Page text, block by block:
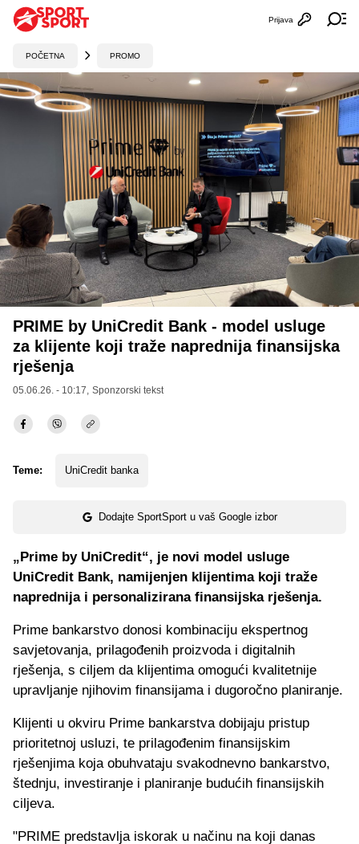
Otvori
Prijava
POČETNA PROMO
PRIME by UniCredit Bank - model usluge
za klijente koji traže naprednija finansijska
rješenja
05.06.26. - 10:17, Sponzorski tekst
Teme: UniCredit banka
Dodajte SportSport u vaš Google izbor
„Prime by UniCredit“, je novi model usluge
UniCredit Bank, namijenjen klijentima koji traže
naprednija i personalizirana finansijska rješenja.
Prime bankarstvo donosi kombinaciju ekspertnog
savjetovanja, prilagođenih proizvoda i digitalnih
rješenja, s ciljem da klijentima omogući kvalitetnije
upravljanje njihovim finansijama i dugoročno planiranje.
Klijenti u okviru Prime bankarstva dobijaju pristup
prioritetnoj usluzi, te prilagođenim finansijskim
rješenjima koja obuhvataju svakodnevno bankarstvo,
štednju, investiranje i planiranje budućih finansijskih
ciljeva.
"PRIME predstavlja iskorak u načinu na koji danas